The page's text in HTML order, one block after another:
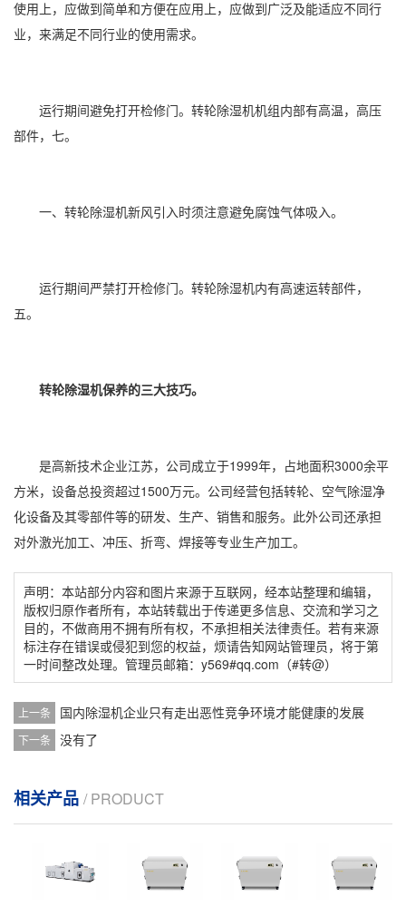
使用上，应做到简单和方便在应用上，应做到广泛及能适应不同行
业，来满足不同行业的使用需求。
运行期间避免打开检修门。转轮除湿机机组内部有高温，高压
部件，七。
一、转轮除湿机新风引入时须注意避免腐蚀气体吸入。
运行期间严禁打开检修门。转轮除湿机内有高速运转部件，
五。
转轮除湿机保养的三大技巧。
是高新技术企业江苏，公司成立于1999年，占地面积3000余平
方米，设备总投资超过1500万元。公司经营包括转轮、 空气除湿净
化设备及其零部件等的研发、生产、销售和服务。此外公司还承担
对外激光加工、冲压、折弯、焊接等专业生产加工。
声明：本站部分内容和图片来源于互联网，经本站整理和编辑，
版权归原作者所有，本站转载出于传递更多信息、交流和学习之
目的，不做商用不拥有所有权，不承担相关法律责任。若有来源
标注存在错误或侵犯到您的权益，烦请告知网站管理员，将于第
一时间整改处理。管理员邮箱：y569#qq.com（#转@）
上一条 国内除湿机企业只有走出恶性竞争环境才能健康的发展
下一条 没有了
相关产品 / PRODUCT